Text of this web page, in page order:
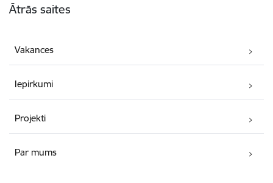
Ātrās saites
Vakances
Iepirkumi
Projekti
Par mums